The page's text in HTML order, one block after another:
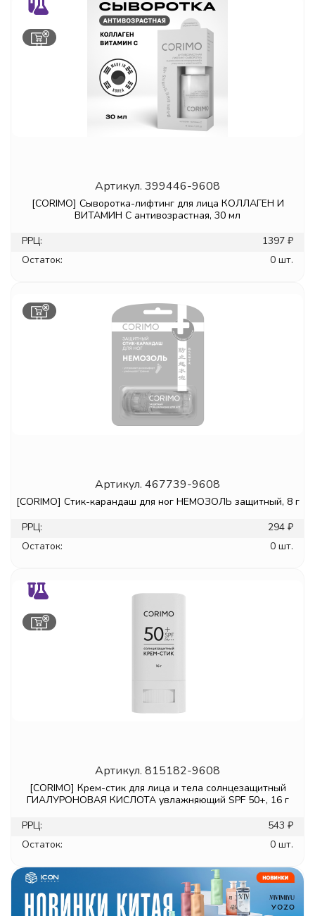
Артикул. 399446-9608
[CORIMO] Сыворотка-лифтинг для лица КОЛЛАГЕН И
ВИТАМИН С антивозрастная, 30 мл
РРЦ:
1397 ₽
Остаток:
0 шт.
Артикул. 467739-9608
[CORIMO] Стик-карандаш для ног НЕМОЗОЛЬ защитный, 8 г
РРЦ:
294 ₽
Остаток:
0 шт.
Артикул. 815182-9608
[CORIMO] Крем-стик для лица и тела солнцезащитный
ГИАЛУРОНОВАЯ КИСЛОТА увлажняющий SPF 50+, 16 г
РРЦ:
543 ₽
Остаток:
0 шт.